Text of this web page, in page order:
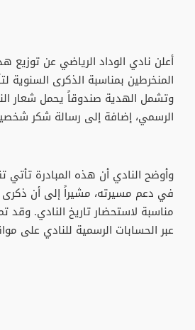
أعلن نادي الوداد الرياضي عن توزيع
وتشمل الهدية صندوقاً يحمل شعار
الرسمي، إضافة إلى رسالة شكر
وأوضح النادي أن هذه المبادرة تأتي
في دعم مسيرته، مشيراً إلى أن
مناسبة لاستحضار تاريخ النادي. وقد
عبر الحسابات الرسمية للنادي على